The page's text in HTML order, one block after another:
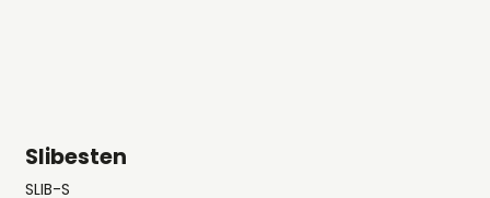
Slibesten
SLIB-S